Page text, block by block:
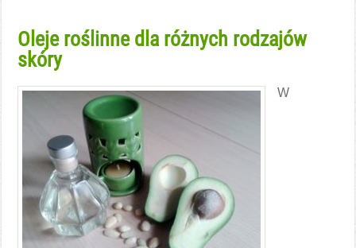
Oleje roślinne dla różnych rodzajów
skóry
W